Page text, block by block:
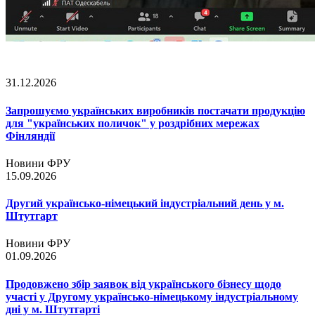
31.12.2026
Запрошуємо українських виробників постачати продукцію
для "українських поличок" у роздрібних мережах
Фінляндії
Новини ФРУ
15.09.2026
Другий українсько-німецький індустріальний день у м.
Штутгарт
Новини ФРУ
01.09.2026
Продовжено збір заявок від українського бізнесу щодо
участі у Другому українсько-німецькому індустріальному
дні у м. Штутгарті